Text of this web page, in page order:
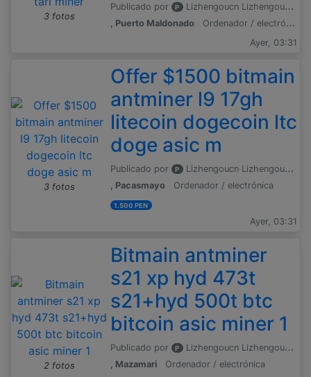
3 fotos
Publicado por P
Lizhengoucn Lizhengoucn
, Puerto Maldonado
Ordenador / electrónica
Ayer, 03:31
3 fotos
Offer $1500 bitmain
antminer l9 17gh
litecoin dogecoin ltc
doge asic m
Publicado por P
Lizhengoucn Lizhengoucn
, Pacasmayo
Ordenador / electrónica
1.500 PEN
Ayer, 03:31
2 fotos
Bitmain antminer
s21 xp hyd 473t
s21+hyd 500t btc
bitcoin asic miner 1
Publicado por P
Lizhengoucn Lizhengoucn
, Mazamari
Ordenador / electrónica